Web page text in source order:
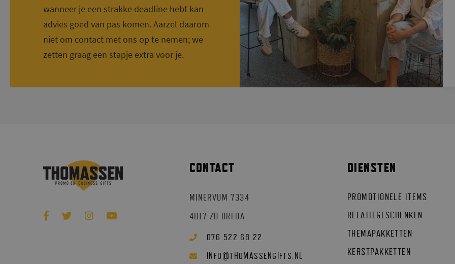
wanneer je een strakke deadline hebt kan
advies goed van pas komen. Aarzel daarom
niet om contact met ons op te nemen; we
zetten graag een stapje extra voor je.
CONTACT
MINERVUM 7334
4817 ZD BREDA
076 522 68 22
INFO@THOMASSENGIFTS.NL
DIENSTEN
PROMOTIONELE ITEMS
RELATIEGESCHENKEN
THEMAPAKKETTEN
KERSTPAKKETTEN